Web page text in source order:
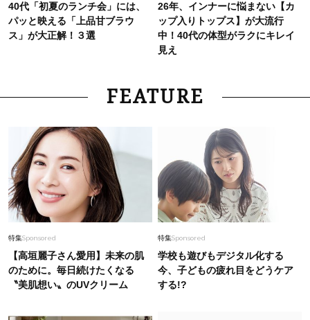
40代「初夏のランチ会」には、
パッと映える「上品甘ブラウ
ス」が大正解！３選
26年、インナーに悩まない【カ
ップ入りトップス】が大流行
中！40代の体型がラクにキレイ
見え
FEATURE
特集Sponsored
【高垣麗子さん愛用】未来の肌
のために。毎日続けたくなる
〝美肌想い〟のUVクリーム
特集Sponsored
学校も遊びもデジタル化する
今、子どもの疲れ目をどうケア
する!?